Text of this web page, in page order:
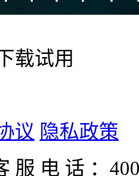
载试用
议 隐私政策
服 电 话 ：